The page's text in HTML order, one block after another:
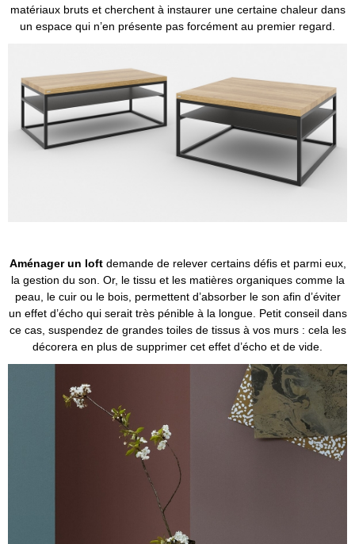
matériaux bruts et cherchent à instaurer une certaine chaleur dans
un espace qui n’en présente pas forcément au premier regard.
Aménager un loftdemande de relever certains défis et parmi eux,
la gestion du son. Or, le tissu et les matières organiques comme la
peau, le cuir ou le bois, permettent d’absorber le son afin d’éviter
un effet d’écho qui serait très pénible à la longue. Petit conseil dans
ce cas, suspendez de grandes toiles de tissus à vos murs : cela les
décorera en plus de supprimer cet effet d’écho et de vide.